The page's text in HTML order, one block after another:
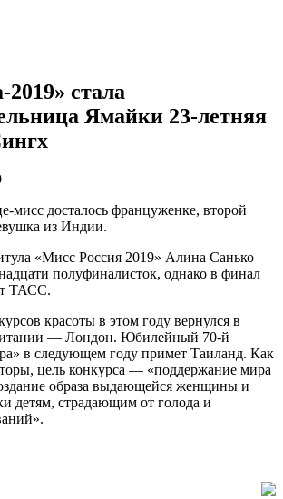
стала
Ямайки 23-летняя
мисс досталось француженке, второй
из Индии.
«Мисс Россия 2019» Алина Санько
полуфиналисток, однако в финал
ТАСС.
красоты в этом году вернулся в
— Лондон. Юбилейный 70-й
в следующем году примет Таиланд. Как
цель конкурса — «поддержание мира
образа выдающейся женщины и
детям, страдающим от голода и